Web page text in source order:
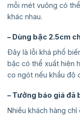
mỗi mét vuông có
khác nhau.
– Dùng bậc 2.5cm
Đây là lỗi khá phổ
bậc có thể xuất hiện
co ngót nếu khẩu độ
– Tưởng báo giá đã
Nhiều khách hàng